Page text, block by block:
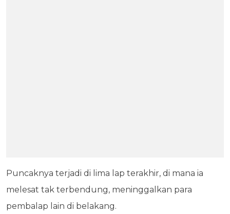
Puncaknya terjadi di lima lap terakhir, di mana ia
melesat tak terbendung, meninggalkan para
pembalap lain di belakang.